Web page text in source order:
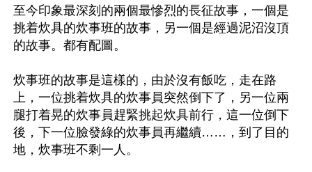
至今印象最深刻的兩個最慘烈的長征故事，一個是
挑着炊具的炊事班的故事，另一個是經過泥沼沒頂
的故事。都有配圖。
炊事班的故事是這樣的，由於沒有飯吃，走在路
上，一位挑着炊具的炊事員突然倒下了，另一位兩
腿打着晃的炊事員趕緊挑起炊具前行，這一位倒下
後，下一位臉發綠的炊事員再繼續……，到了目的
地，炊事班不剩一人。